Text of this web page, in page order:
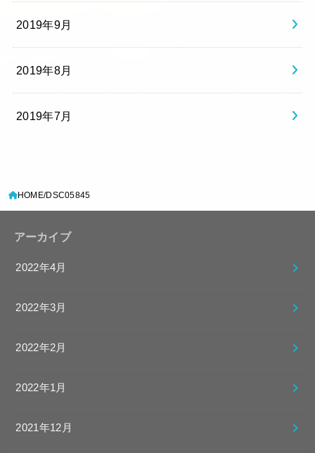
2019年9月
2019年8月
2019年7月
HOME DSC05845
アーカイブ
2022年4月
2022年3月
2022年2月
2022年1月
2021年12月